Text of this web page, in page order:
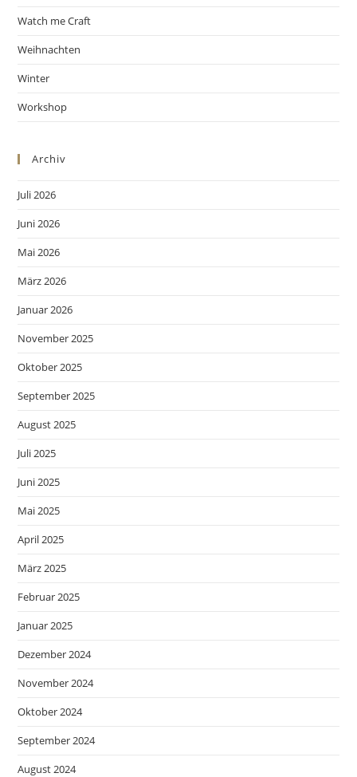
Watch me Craft
Weihnachten
Winter
Workshop
Archiv
Juli 2026
Juni 2026
Mai 2026
März 2026
Januar 2026
November 2025
Oktober 2025
September 2025
August 2025
Juli 2025
Juni 2025
Mai 2025
April 2025
März 2025
Februar 2025
Januar 2025
Dezember 2024
November 2024
Oktober 2024
September 2024
August 2024